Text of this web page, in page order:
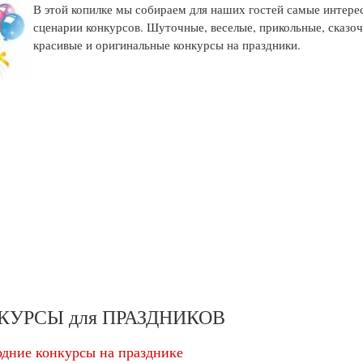
В этой копилке мы собираем для наших гостей самые
сценарии конкурсов. Шуточные, веселые, прикольные,
красивые и оригинальные конкурсы на праздники.
для ПРАЗДНИКОВ
конкурсы на празднике